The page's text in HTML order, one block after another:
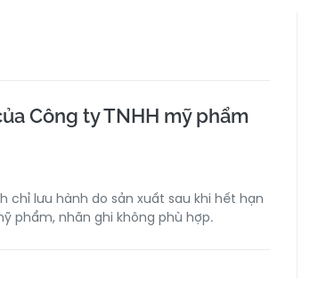
Công ty TNHH mỹ phẩm
chỉ lưu hành do sản xuất sau khi hết hạn
phẩm, nhãn ghi không phù hợp.